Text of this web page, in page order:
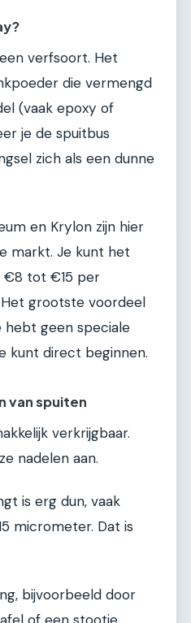
verfsoort. Het
die vermengd
(vaak epoxy of
je de spuitbus
zich als een dunne
en Krylon zijn hier
markt. Je kunt het
€8 tot €15 per
grootste voordeel
hebt geen speciale
kunt direct beginnen.
van spuiten
verkrijgbaar.
nadelen aan.
is erg dun, vaak
micrometer. Dat is
bijvoorbeeld door